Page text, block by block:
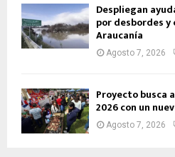
Despliegan
por desbordes y
Araucanía
Agosto 7, 2026
Proyecto busca
2026 con un
Agosto 7, 2026